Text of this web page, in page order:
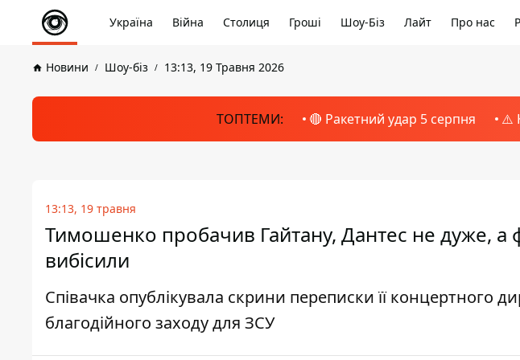
Україна Війна Столиця Гроші Шоу-Біз Лайт Про нас
Новини Шоу-біз 13:13, 19 Травня 2026
ТОПТЕМИ: 🔴 Ракетний удар 5 серпня ⚠️
13:13, 19 травня
Тимошенко пробачив Гайтану, Дантес не дуже, а
вибісили
Співачка опублікувала скрини переписки її концертного
благодійного заходу для ЗСУ